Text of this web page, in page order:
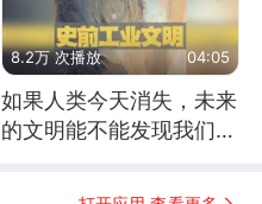
8.2万 次播放 04:05
如果人类今天消失，未来
的文明能不能发现我们存